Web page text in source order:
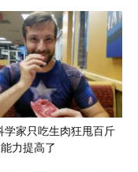
学家只吃生肉狂甩百斤
力提高了